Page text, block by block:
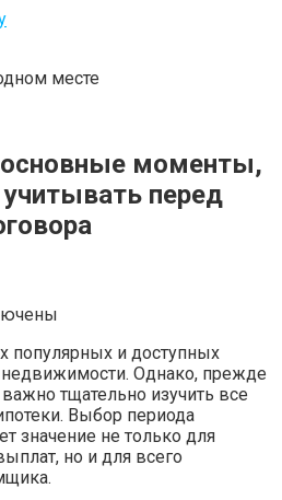
месте
основные моменты,
перед
популярных и доступных
недвижимости. Однако, прежде
тщательно изучить все
Выбор периода
значение не только для
но и для всего